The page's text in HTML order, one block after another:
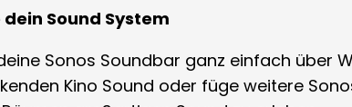
Sound System
Sonos Soundbar ganz einfach über
Kino Sound oder füge weitere